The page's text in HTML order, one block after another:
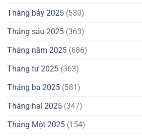
Tháng bảy 2025 (530)
Tháng sáu 2025 (363)
Tháng năm 2025 (686)
Tháng tư 2025 (363)
Tháng ba 2025 (581)
Tháng hai 2025 (347)
Tháng Một 2025 (154)